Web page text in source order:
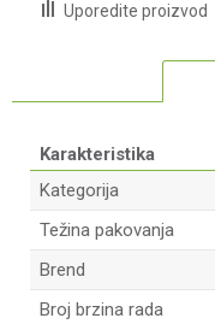
Uporedite proizvod
Karakteristika
Kategorija
Težina pakovanja
Brend
Broj brzina rada